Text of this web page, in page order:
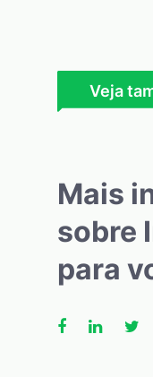
Veja
Mais
sobre
para